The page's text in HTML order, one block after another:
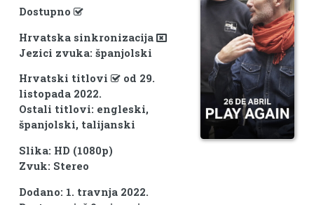
Dostupno
Hrvatska sinkronizacija
Jezici zvuka: španjolski
Hrvatski titlovi
od 29.
listopada 2022.
Ostali titlovi: engleski,
španjolski, talijanski
Slika: HD (1080p)
Zvuk: Stereo
Dodano: 1. travnja 2022.